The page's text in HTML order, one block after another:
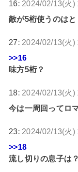
16: 2024/02/13(火)
敵が5桁使うのは
27: 2024/02/13(火)
>>16
味方5桁？
18: 2024/02/13(火)
今は一周回ってロ
23: 2024/02/13(火)
>>18
流し切りの息子は？